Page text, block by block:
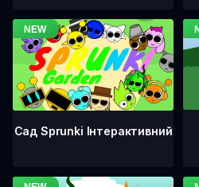
Сад Sprunki Інтерактивний